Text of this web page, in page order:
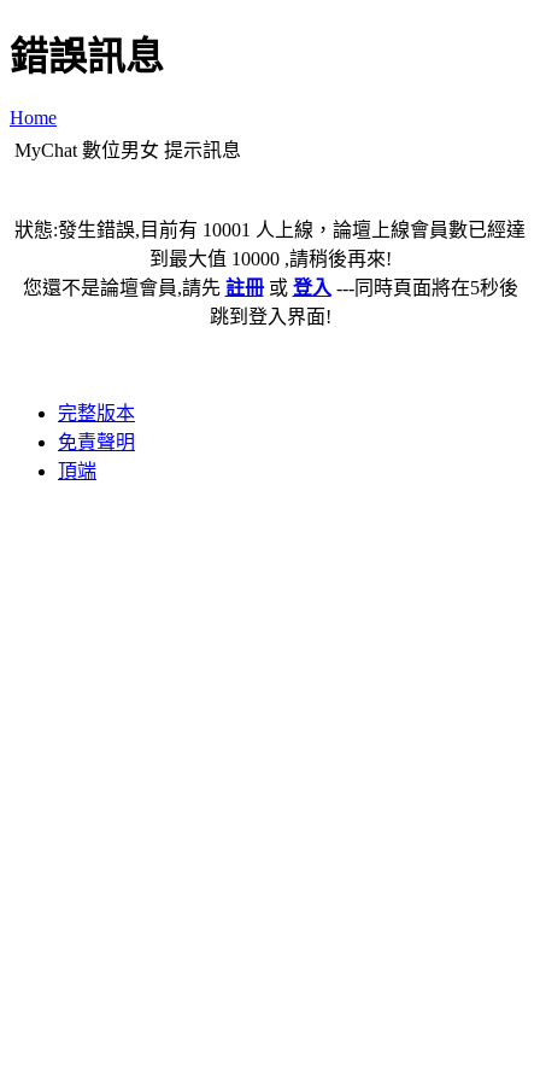
錯誤訊息
Home
MyChat 數位男女 提示訊息
狀態:發生錯誤,目前有 10001 人上線，論壇上線會員數已經達
到最大值 10000 ,請稍後再來!
您還不是論壇會員,請先 註冊或 登入 ---同時頁面將在5秒後
跳到登入界面!
完整版本
免責聲明
頂端